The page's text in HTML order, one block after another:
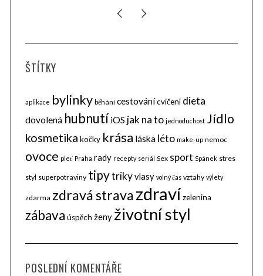
ŠTÍTKY
aplikace bylinky běhání cestovánícvičení dieta
dovolená hubnutí iOS jak na to jednoduchost Jídlo
kosmetika kočky krása láska léto make-up nemoc
ovoce pleť Praha rady recepty seriál Sex sport Spánek stres
styl superpotraviny tipytrikyvlasy volný čas vztahy výlety
zdarma zdravá stravazdravízelenina
zábava úspěch ženy životní styl
POSLEDNÍ KOMENTÁŘE